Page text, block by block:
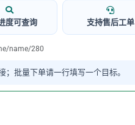
度可查询 支持售后工单
name/280
批量下单请一行填写一个目标。